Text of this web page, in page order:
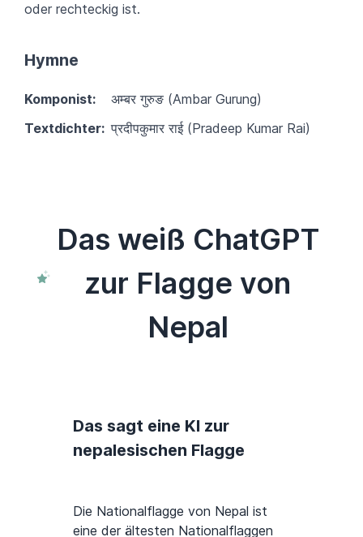
oder rechteckig ist.
Hymne
Komponist:
अम्बर गुरुङ (Ambar Gurung)
Textdichter: प्रदीपकुमार राई (Pradeep Kumar Rai)
Das weiß ChatGPT
zur Flagge von
Nepal
Das sagt eine KI zur
nepalesischen Flagge
Die Nationalflagge von Nepal ist
eine der ältesten Nationalflaggen